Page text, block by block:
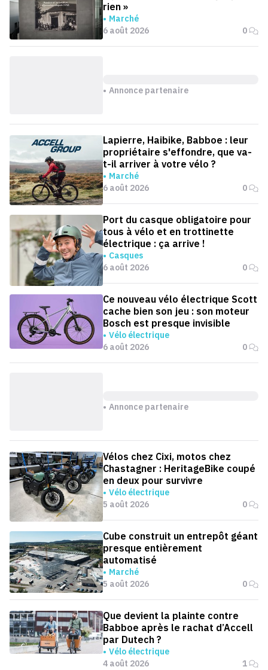
rien »
Marché
6 août 2026
0
Annonce partenaire
Lapierre, Haibike, Babboe : leur
propriétaire s'effondre, que va-
t-il arriver à votre vélo ?
Marché
6 août 2026
0
Port du casque obligatoire pour
tous à vélo et en trottinette
électrique : ça arrive !
Casques
6 août 2026
0
Ce nouveau vélo électrique Scott
cache bien son jeu : son moteur
Bosch est presque invisible
Vélo électrique
6 août 2026
0
Annonce partenaire
Vélos chez Cixi, motos chez
Chastagner : HeritageBike coupé
en deux pour survivre
Vélo électrique
5 août 2026
0
Cube construit un entrepôt géant
presque entièrement
automatisé
Marché
5 août 2026
0
Que devient la plainte contre
Babboe après le rachat d’Accell
par Dutech ?
Vélo électrique
4 août 2026
1